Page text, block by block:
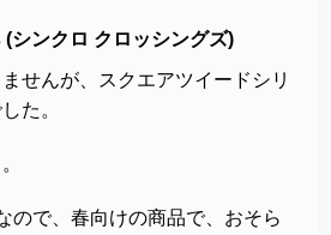
ンクロ クロッシングズ)
せんが、スクエアツイードシリ
た。
ので、春向けの商品で、おそら